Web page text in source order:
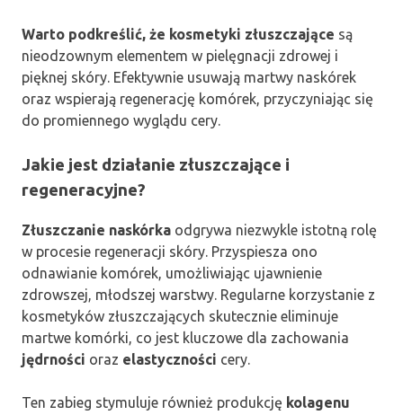
Warto podkreślić, że kosmetyki złuszczające są
nieodzownym elementem w pielęgnacji zdrowej i
pięknej skóry. Efektywnie usuwają martwy naskórek
oraz wspierają regenerację komórek, przyczyniając się
do promiennego wyglądu cery.
Jakie jest działanie złuszczające i
regeneracyjne?
Złuszczanie naskórka odgrywa niezwykle istotną rolę
w procesie regeneracji skóry. Przyspiesza ono
odnawianie komórek, umożliwiając ujawnienie
zdrowszej, młodszej warstwy. Regularne korzystanie z
kosmetyków złuszczających skutecznie eliminuje
martwe komórki, co jest kluczowe dla zachowania
jędrności oraz elastyczności cery.
Ten zabieg stymuluje również produkcję kolagenu